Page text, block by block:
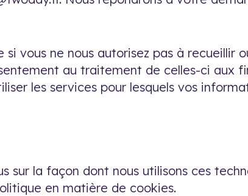
si vous ne nous autorisez pas à recueillir
au traitement de celles-ci aux
les services pour lesquels vos
sur la façon dont nous utilisons ces
en matière de cookies.